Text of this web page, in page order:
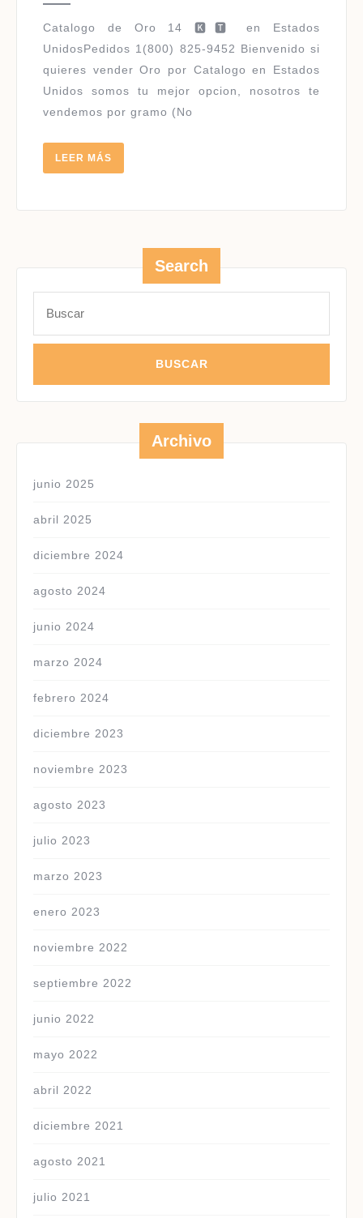
14
QUILATES)
Catalogo de Oro 14 🅺🆃 en Estados
UnidosPedidos 1(800) 825-9452 Bienvenido si
quieres vender Oro por Catalogo en Estados
Unidos somos tu mejor opcion, nosotros te
vendemos por gramo (No
LEER MÁS
MÁS
Search
Archivo
junio 2025
abril 2025
diciembre 2024
agosto 2024
junio 2024
marzo 2024
febrero 2024
diciembre 2023
noviembre 2023
agosto 2023
julio 2023
marzo 2023
enero 2023
noviembre 2022
septiembre 2022
junio 2022
mayo 2022
abril 2022
diciembre 2021
agosto 2021
julio 2021